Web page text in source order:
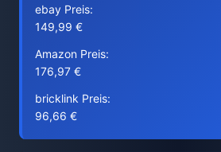
ebay Preis:
149,99 €
Amazon Preis:
176,97 €
bricklink Preis:
96,66 €